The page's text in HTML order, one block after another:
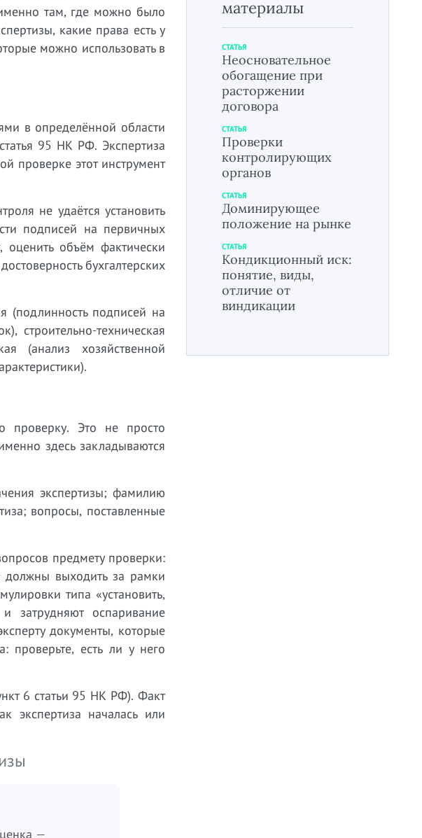
там, где можно было
какие права есть у
можно использовать в
в определённой области
95 НК РФ. Экспертиза
проверке этот инструмент
не удаётся установить
подписей на первичных
оценить объём фактически
бухгалтерских
(подлинность подписей на
строительно-техническая
(анализ хозяйственной
проверку. Это не просто
здесь закладываются
экспертизы; фамилию
вопросы, поставленные
предмету проверки:
должны выходить за рамки
типа «установить,
затрудняют оспаривание
документы, которые
проверьте, есть ли у него
6 статьи 95 НК РФ). Факт
экспертиза началась или
—
материалы
СТАТЬЯ
Неосновательное
обогащение при
расторжении
договора
СТАТЬЯ
Проверки
контролирующих
органов
СТАТЬЯ
Доминирующее
положение на рынке
СТАТЬЯ
Кондикционный иск:
понятие, виды,
отличие от
виндикации